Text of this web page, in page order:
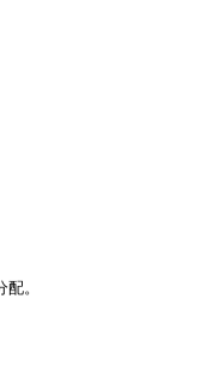
。